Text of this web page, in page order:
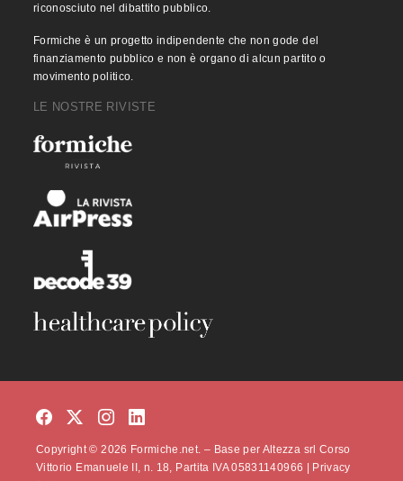
riconosciuto nel dibattito pubblico.
Formiche è un progetto indipendente che non gode del
finanziamento pubblico e non è organo di alcun partito o
movimento politico.
LE NOSTRE RIVISTE
Copyright © 2026 Formiche.net. – Base per Altezza srl Corso
Vittorio Emanuele II, n. 18, Partita IVA 05831140966 | Privacy